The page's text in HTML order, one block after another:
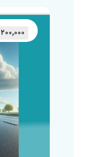
۲۰۰,۰۰۰